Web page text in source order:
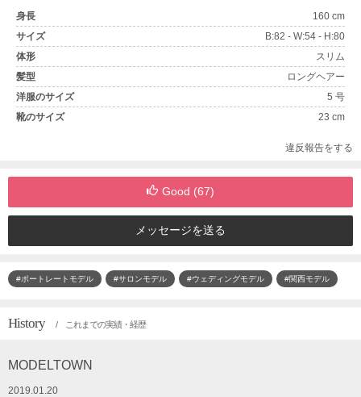
身長
160 cm
サイズ
B:82 - W:54 - H:80
体形
スリム
髪型
ロングヘアー
洋服のサイズ
5 号
靴のサイズ
23 cm
違反報告をする
Good (67)
メッセージを送る
#ポートレートモデル #サロンモデル #ウェディングモデル #関西モデル
History / これまでの実績・経歴
MODELTOWN
2019.01.20